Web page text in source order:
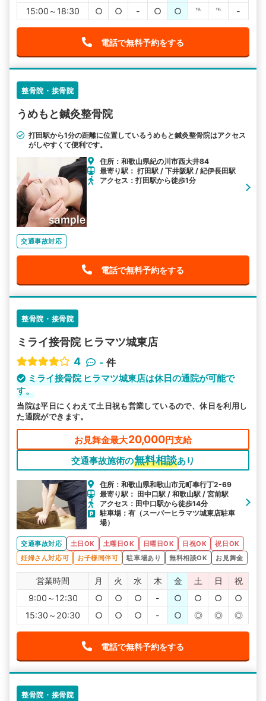
15:00～18:30
○ ○ - ○ ○ ℡ ℡ -
電話で無料予約をする
整骨院・接骨院
うめもと鍼灸整骨院
打田駅から1分の距離に位置しているうめもと鍼灸整骨院はアクセス
がしやすくて便利です。
住所：和歌山県紀の川市西大井84
最寄り駅： 打田駅 / 下井阪駅 / 紀伊長田駅
アクセス：打田駅から徒歩1分
交通事故対応
電話で無料予約をする
整骨院・接骨院
ミライ接骨院 ヒラマツ城東店
4
- 件
ミライ接骨院 ヒラマツ城東店は休日の通院が可能で
す。
当院は平日にくわえて土日祝も営業しているので、休日を利用し
た通院ができます。
お見舞金最大20,000円支給
交通事故施術の無料相談あり
住所：和歌山県和歌山市元町奉行丁2-69
最寄り駅： 田中口駅 / 和歌山駅 / 宮前駅
アクセス：田中口駅から徒歩14分
駐車場：有（スーパーヒラマツ城東店駐車
場）
交通事故対応 土日OK 土曜日OK 日曜日OK 日祝OK
祝日OK
妊婦さん対応可
お子様同伴可 駐車場あり 無料相談OK お見舞金
営業時間 月 火 水 木 金 土 日
祝
9:00～12:30
○ ○ ○ - ○ ○ ○
○
15:30～20:30
○ ○ ○ - ○ ◎ ◎ ◎
電話で無料予約をする
整骨院・接骨院